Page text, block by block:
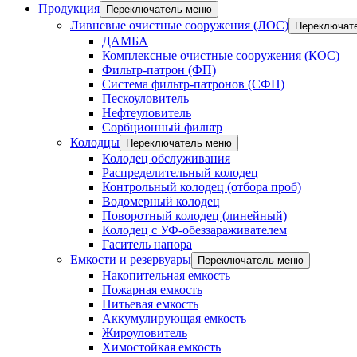
Продукция
Переключатель меню
Ливневые очистные сооружения (ЛОС)
ДАМБА
Комплексные очистные сооружения (КОС)
Фильтр-патрон (ФП)
Система фильтр-патронов (СФП)
Пескоуловитель
Нефтеуловитель
Сорбционный фильтр
Колодцы
Переключатель меню
Колодец обслуживания
Распределительный колодец
Контрольный колодец (отбора проб)
Водомерный колодец
Поворотный колодец (линейный)
Колодец с УФ-обеззараживателем
Гаситель напора
Емкости и резервуары
Переключатель меню
Накопительная емкость
Пожарная емкость
Питьевая емкость
Аккумулирующая емкость
Жироуловитель
Химостойкая емкость